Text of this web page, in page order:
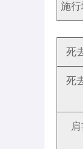
施
死
死